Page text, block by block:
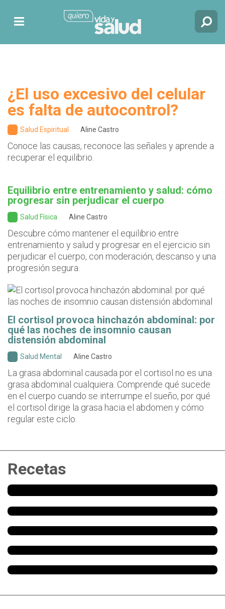
¿El uso excesivo del celular
es falta de autocontrol?
Salud Espiritual Aline Castro
Conoce las causas, reconoce las señales y aprende a
recuperar el equilibrio.
Equilibrio entre entrenamiento y salud: cómo
progresar sin perjudicar el cuerpo
Salud Física Aline Castro
Descubre cómo mantener el equilibrio entre
entrenamiento y salud y progresar en el ejercicio sin
perjudicar el cuerpo, con moderación, descanso y una
progresión segura.
El cortisol provoca hinchazón abdominal: por
qué las noches de insomnio causan
distensión abdominal
Salud Mental Aline Castro
La grasa abdominal causada por el cortisol no es una
grasa abdominal cualquiera. Comprende qué sucede
en el cuerpo cuando se interrumpe el sueño, por qué
el cortisol dirige la grasa hacia el abdomen y cómo
regular este ciclo.
Recetas